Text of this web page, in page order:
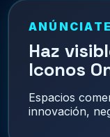
Haz
Iconos
Espacios
innovación,